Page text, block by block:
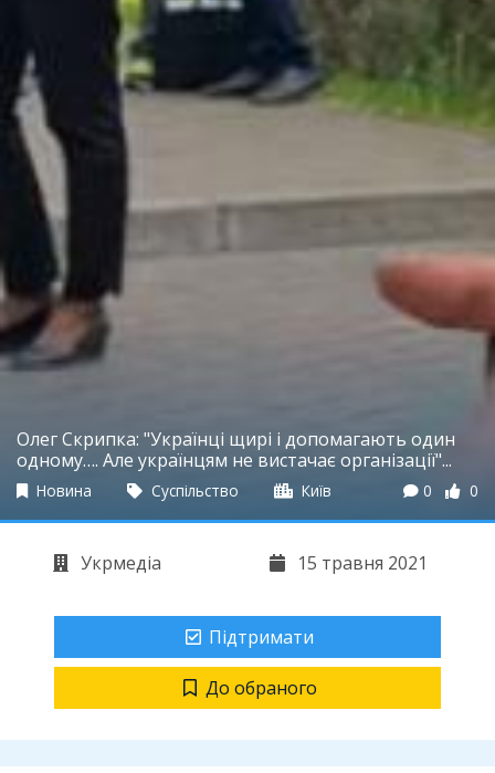
Олег Скрипка: "Українці щирі і допомагають один
одному…. Але українцям не вистачає організації"...
Новина Суспільство Київ 0 0
Укрмедіа 15 травня 2021
Підтримати
До обраного